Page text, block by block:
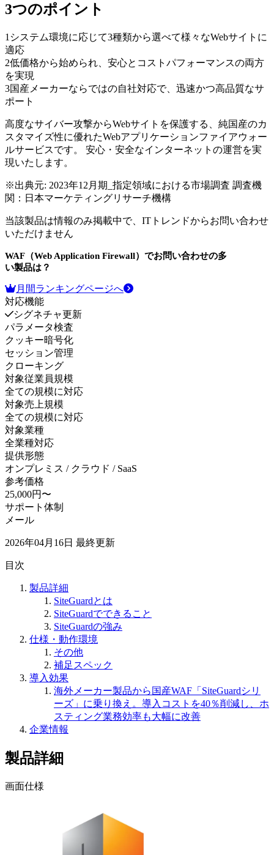
3つのポイント
1 システム環境に応じて3種類から選べて様々なWebサイトに
適応
2低価格から始められ、安心とコストパフォーマンスの両方
を実現
3国産メーカーならではの自社対応で、迅速かつ高品質なサ
ポート
高度なサイバー攻撃からWebサイトを保護する、純国産のカ
スタマイズ性に優れたWebアプリケーションファイアウォー
ルサービスです。 安心・安全なインターネットの運営を実
現いたします。
※出典元: 2023年12月期_指定領域における市場調査 調査機
関：日本マーケティングリサーチ機構
当該製品は情報のみ掲載中で、ITトレンドからお問い合わせ
いただけません
WAF（Web Application Firewall） でお問い合わせの多
い製品は？
月間ランキングページへ
対応機能
シグネチャ更新
パラメータ検査
クッキー暗号化
セッション管理
クローキング
対象従業員規模
全ての規模に対応
対象売上規模
全ての規模に対応
対象業種
全業種対応
提供形態
オンプレミス / クラウド / SaaS
参考価格
25,000円〜
サポート体制
メール
2026年04月16日 最終更新
目次
製品詳細
SiteGuardとは
SiteGuardでできること
SiteGuardの強み
仕様・動作環境
その他
補足スペック
導入効果
海外メーカー製品から国産WAF「SiteGuardシリ
ーズ」に乗り換え。導入コストを40％削減し、ホ
スティング業務効率も大幅に改善
企業情報
製品詳細
画面仕様